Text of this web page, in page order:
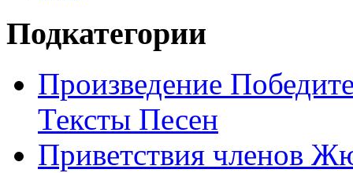
Подкатегории
Произведение
Тексты Песен
Приветствия членов